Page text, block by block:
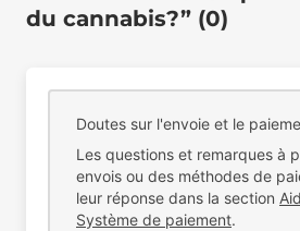
du cannabis?” (0)
Doutes sur l'envoie et le
Les questions et remarques à
envois ou des méthodes de
leur réponse dans la section
Système de paiement.